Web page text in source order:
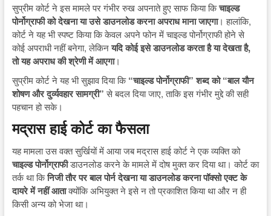
सुप्रीम कोर्ट ने इस मामले पर गंभीर रुख अपनाते हुए साफ किया किचाइल्ड
पोर्नोग्राफी को देखना या उसे डाउनलोड करना अपराध माना जाएगा। हालांकि,
कोर्ट ने यह भी स्पष्ट किया कि केवल अपने फोन में चाइल्ड पोर्नोग्राफी होने से
कोई अपराधी नहीं बनेगा, लेकिनयदि कोई इसे डाउनलोड करता है या देखता है,
तो यह अपराध की श्रेणी में आएगा।
सुप्रीम कोर्ट ने यह भी सुझाव दिया कि“चाइल्ड पोर्नोग्राफी” शब्द को “बाल यौन
शोषण और दुर्व्यवहार सामग्री”से बदल दिया जाए, ताकि इस गंभीर मुद्दे की सही
पहचान हो सके।
मद्रास हाई कोर्ट का फैसला
यह मामला उस वक्त सुर्खियों में आया जब मद्रास हाई कोर्ट ने एक व्यक्ति को
चाइल्ड पोर्नोग्राफीडाउनलोड करने के मामले में दोष मुक्त कर दिया था। कोर्ट का
तर्क था किनिजी तौर पर बाल पोर्न देखना या डाउनलोड करना पॉक्सो एक्ट के
दायरे में नहीं आताक्योंकि अभियुक्त ने इसे न तो प्रकाशित किया था और न ही
किसी अन्य को भेजा था।